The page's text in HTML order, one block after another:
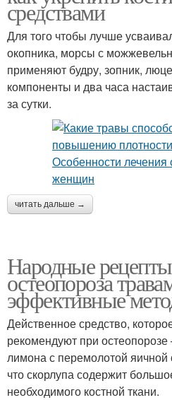
средствами
Для того чтобы лучше
окопника, морсы с
применяют будру, зопник,
компоненты и два часа
за сутки.
читать дальше →
Народные
остеопороза
эффективные
Действенное средство,
рекомендуют при остеопорозе
лимона с перемолотой яичной
что скорлупа содержит
необходимого костной ткани.